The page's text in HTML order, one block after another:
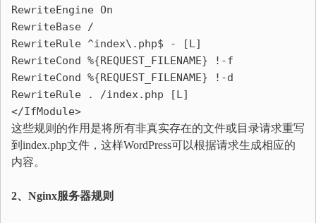
RewriteEngine On
RewriteBase /
RewriteRule ^index\.php$ - [L]
RewriteCond %{REQUEST_FILENAME} !-f
RewriteCond %{REQUEST_FILENAME} !-d
RewriteRule . /index.php [L]
</IfModule>
这些规则的作用是将所有非真实存在的文件或目录请求重写
到index.php文件，这样WordPress可以根据请求生成相应的
内容。
2、Nginx服务器规则